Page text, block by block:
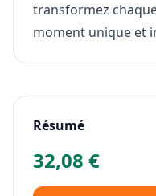
transformez
moment unique et
Résumé
32,08 €